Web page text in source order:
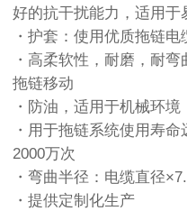
好的抗干扰能力，适用于
・护套：使用优质拖链
・高柔软性，耐磨，耐
拖链移动
・防油，适用于机械环境
・用于拖链系统使用寿
2000万次
・弯曲半径：电缆直径
・提供定制化生产